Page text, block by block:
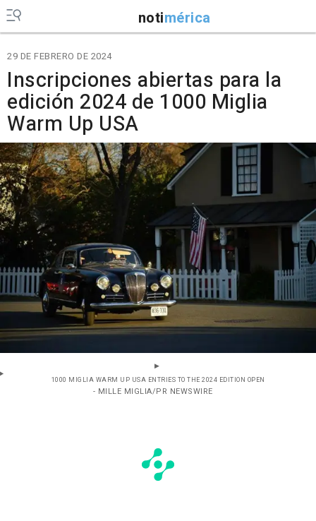
notimérica
29 DE FEBRERO DE 2024
Inscripciones abiertas para la
edición 2024 de 1000 Miglia
Warm Up USA
1000 MIGLIA WARM UP USA ENTRIES TO THE 2024 EDITION OPEN
- MILLE MIGLIA/PR NEWSWIRE